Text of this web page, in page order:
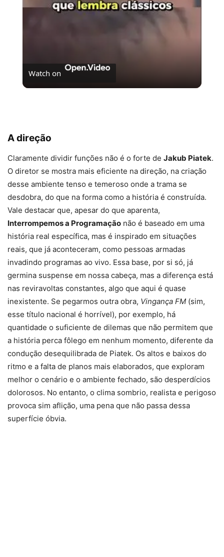
Watch on
A direção
Claramente dividir funções não é o forte de Jakub Piatek.
O diretor se mostra mais eficiente na direção, na criação
desse ambiente tenso e temeroso onde a trama se
desdobra, do que na forma como a história é construída.
Vale destacar que, apesar do que aparenta,
Interrompemos a Programação não é baseado em uma
história real específica, mas é inspirado em situações
reais, que já aconteceram, como pessoas armadas
invadindo programas ao vivo. Essa base, por si só, já
germina suspense em nossa cabeça, mas a diferença está
nas reviravoltas constantes, algo que aqui é quase
inexistente. Se pegarmos outra obra, Vingança FM (sim,
esse título nacional é horrível), por exemplo, há
quantidade o suficiente de dilemas que não permitem que
a história perca fôlego em nenhum momento, diferente da
condução desequilibrada de Piatek. Os altos e baixos do
ritmo e a falta de planos mais elaborados, que exploram
melhor o cenário e o ambiente fechado, são desperdícios
dolorosos. No entanto, o clima sombrio, realista e perigoso
provoca sim aflição, uma pena que não passa dessa
superfície óbvia.